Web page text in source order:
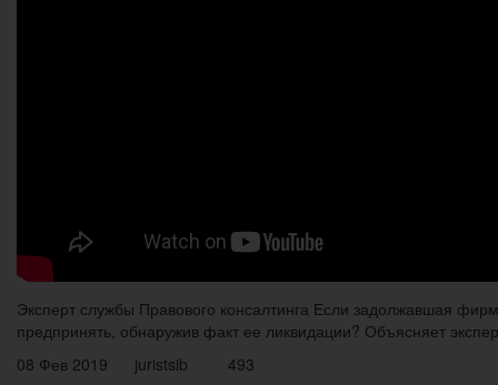
Эксперт службы Правового консалтинга Если задолжавшая
предпринять, обнаружив факт ее ликвидации? Объясняет
08 Фев 2019 juristsib 493